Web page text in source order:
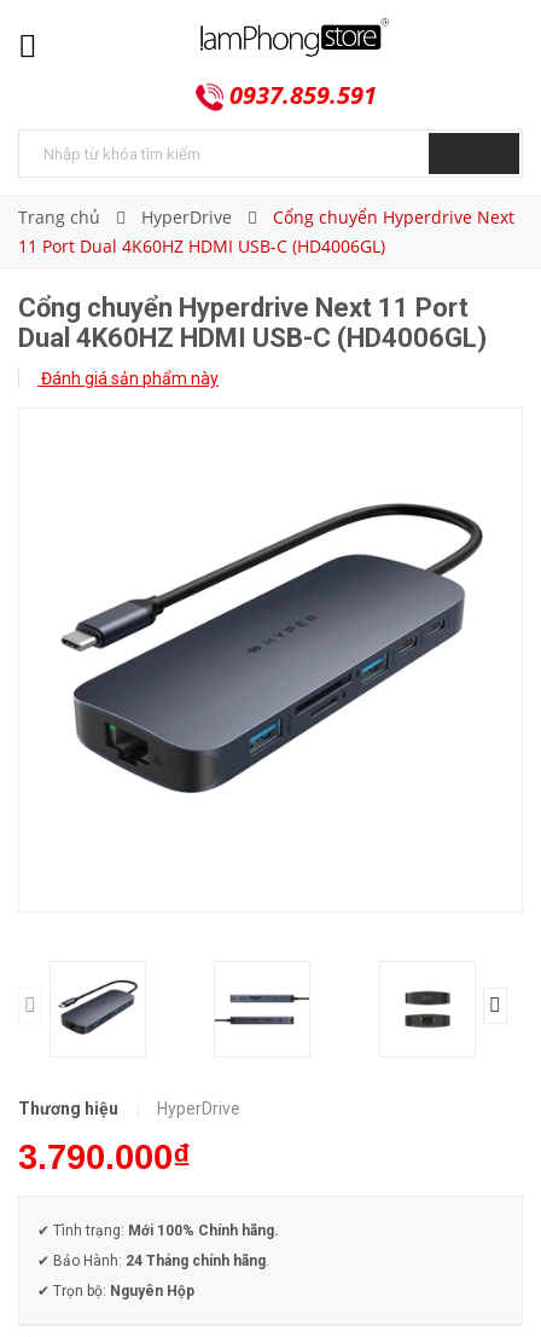
0937.859.591
Trang chủ HyperDrive
Cổng chuyển Hyperdrive Next
11 Port Dual 4K60HZ HDMI USB-C (HD4006GL)
Cổng chuyển Hyperdrive Next 11 Port
Dual 4K60HZ HDMI USB-C (HD4006GL)
Đánh giá sản phẩm này
Thương hiệu HyperDrive
3.790.000₫
✔ Tình trạng: Mới 100% Chính hãng.
✔ Bảo Hành: 24 Tháng chính hãng.
✔ Trọn bộ: Nguyên Hộp